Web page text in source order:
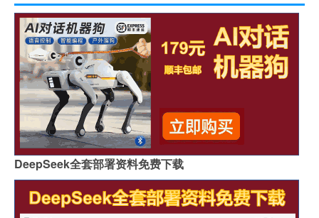
DeepSeek全套部署资料免费下载